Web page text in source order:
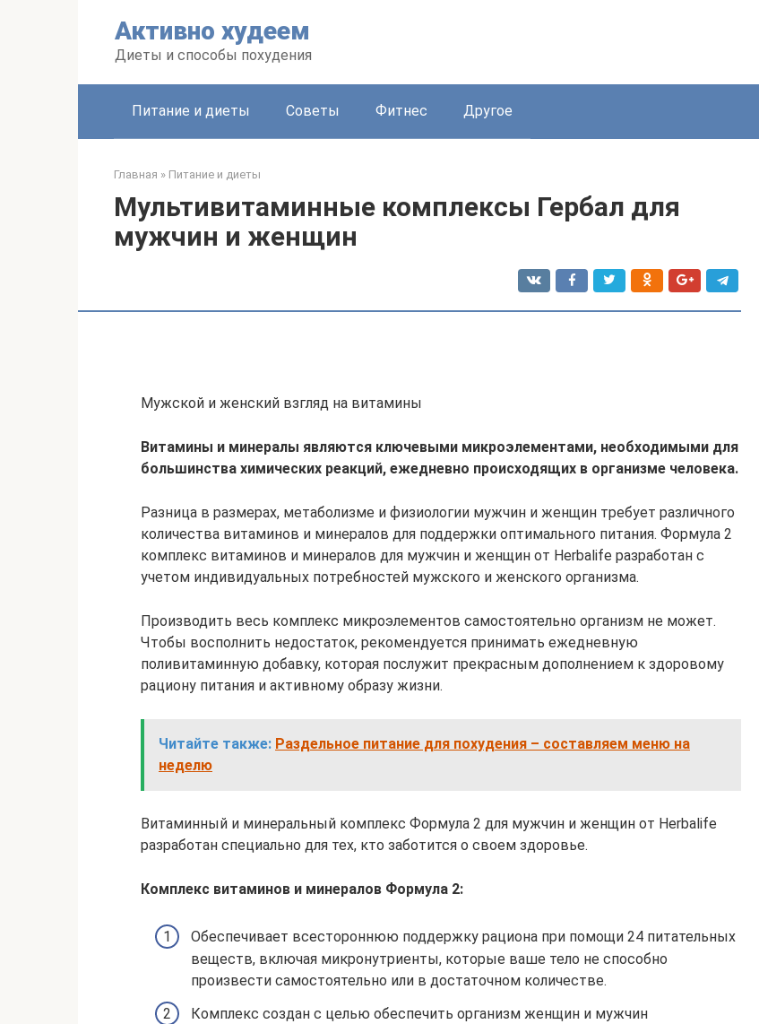
Активно худеем
Диеты и способы похудения
Питание и диеты Советы Фитнес Другое
Главная » Питание и диеты
Мультивитаминные комплексы Гербал для
мужчин и женщин
Мужской и женский взгляд на витамины
Витамины и минералы являются ключевыми микроэлементами, необходимыми для
большинства химических реакций, ежедневно происходящих в организме человека.
Разница в размерах, метаболизме и физиологии мужчин и женщин требует различного
количества витаминов и минералов для поддержки оптимального питания. Формула 2
комплекс витаминов и минералов для мужчин и женщин от Herbalife разработан с
учетом индивидуальных потребностей мужского и женского организма.
Производить весь комплекс микроэлементов самостоятельно организм не может.
Чтобы восполнить недостаток, рекомендуется принимать ежедневную
поливитаминную добавку, которая послужит прекрасным дополнением к здоровому
рациону питания и активному образу жизни.
Читайте также: Раздельное питание для похудения – составляем меню на
неделю
Витаминный и минеральный комплекс Формула 2 для мужчин и женщин от Herbalife
разработан специально для тех, кто заботится о своем здоровье.
Комплекс витаминов и минералов Формула 2:
Обеспечивает всестороннюю поддержку рациона при помощи 24 питательных
веществ, включая микронутриенты, которые ваше тело не способно
произвести самостоятельно или в достаточном количестве.
Комплекс создан с целью обеспечить организм женщин и мужчин